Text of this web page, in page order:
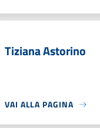
Tiziana Astorino
VAI ALLA PAGINA